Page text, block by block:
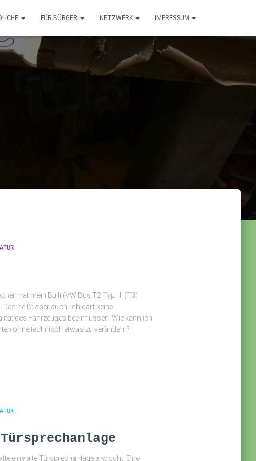
FÜR BÜRGER NETZWERK IMPRESSUM
hat mein Bulli (VW Bus T2 Typ III. (T3)
Das heißt aber auch, ich darf keine
des Fahrzeuges beeinflussen. Wie kann ich
ohne technisch etwas zu verändern?
eine alte Türsprechanlage erwischt. Eine